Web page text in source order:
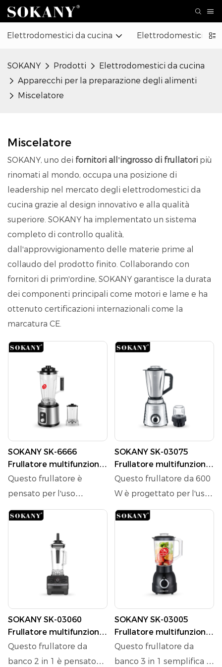
Elettrodomestici da cucina Elettrodomestici
SOKANY Prodotti
Elettrodomestici da cucina
Apparecchi per la preparazione degli alimenti
Miscelatore
Miscelatore
SOKANY, uno dei fornitori all'ingrosso di frullatori più
rinomati al mondo, occupa una posizione di
leadership nel mercato degli elettrodomestici da
cucina grazie al design innovativo e alla qualità
superiore. SOKANY ha implementato un sistema
completo di controllo qualità,
dall'approvvigionamento delle materie prime al
collaudo del prodotto finito. Collaborando con
fornitori di prim'ordine, SOKANY garantisce la durata
dei componenti principali come motori e lame e ha
ottenuto certificazioni internazionali come la
marcatura CE.
SOKANY SK-6666
Frullatore multifunzione
3L 2 in 1
Questo frullatore è
pensato per l'uso
quotidiano in cucina,
ideale per preparare
frullati, frappè e per
macinare ingredienti a
casa. Grazie al capiente
contenitore da 3 litri e al
bicchiere separato per
facilmente nella routine
culinaria di tutti i giorni,
dalle bevande del
SOKANY SK-03075
Frullatore multifunzione
1,6L 2 in 1
Questo frullatore da 600
W è progettato per l'uso
quotidiano in cucina,
ideale per preparare
frullati, salse e per
macinare ingredienti a
casa. È dotato di un
contenitore da 1,6 litri e
di un bicchiere
che semplificano la
preparazione dei pasti
quotidiani, dei frullati
SOKANY SK-03060
Frullatore multifunzione
2,6L 2 in 1
Questo frullatore da
banco 2 in 1 è pensato
SOKANY SK-03005
Frullatore multifunzione
1,6L 3 in 1
Questo frullatore da
banco 3 in 1 semplifica la